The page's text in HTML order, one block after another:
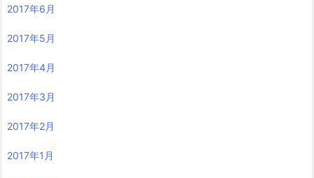
2017年6月
2017年5月
2017年4月
2017年3月
2017年2月
2017年1月